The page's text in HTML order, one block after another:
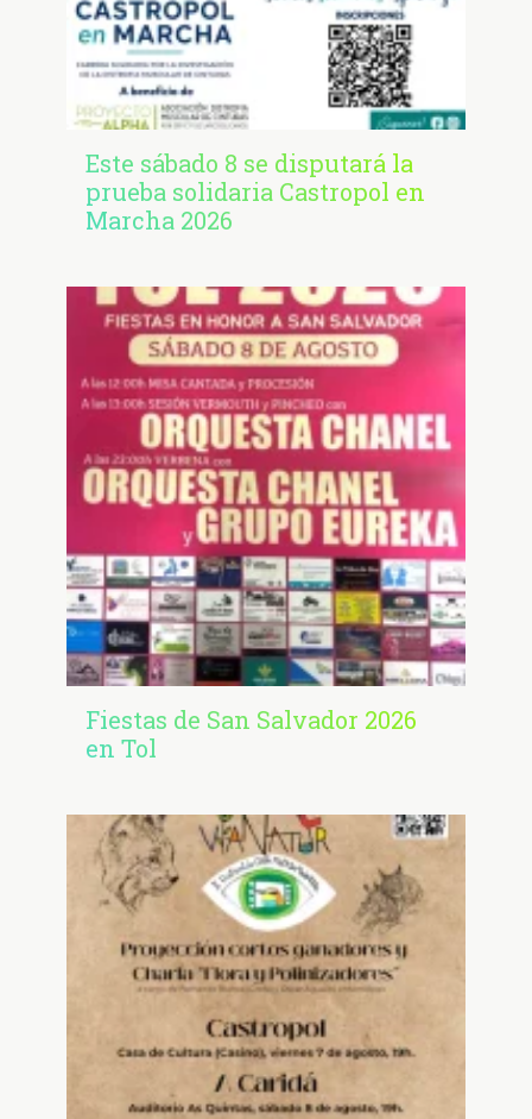
Este sábado 8 se disputará la
prueba solidaria Castropol en
Marcha 2026
Fiestas de San Salvador 2026
en Tol